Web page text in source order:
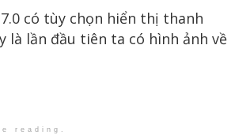
có tùy chọn hiển thị thanh
là lần đầu tiên ta có hình ảnh về
reading.